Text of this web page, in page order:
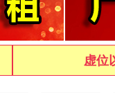
虚位